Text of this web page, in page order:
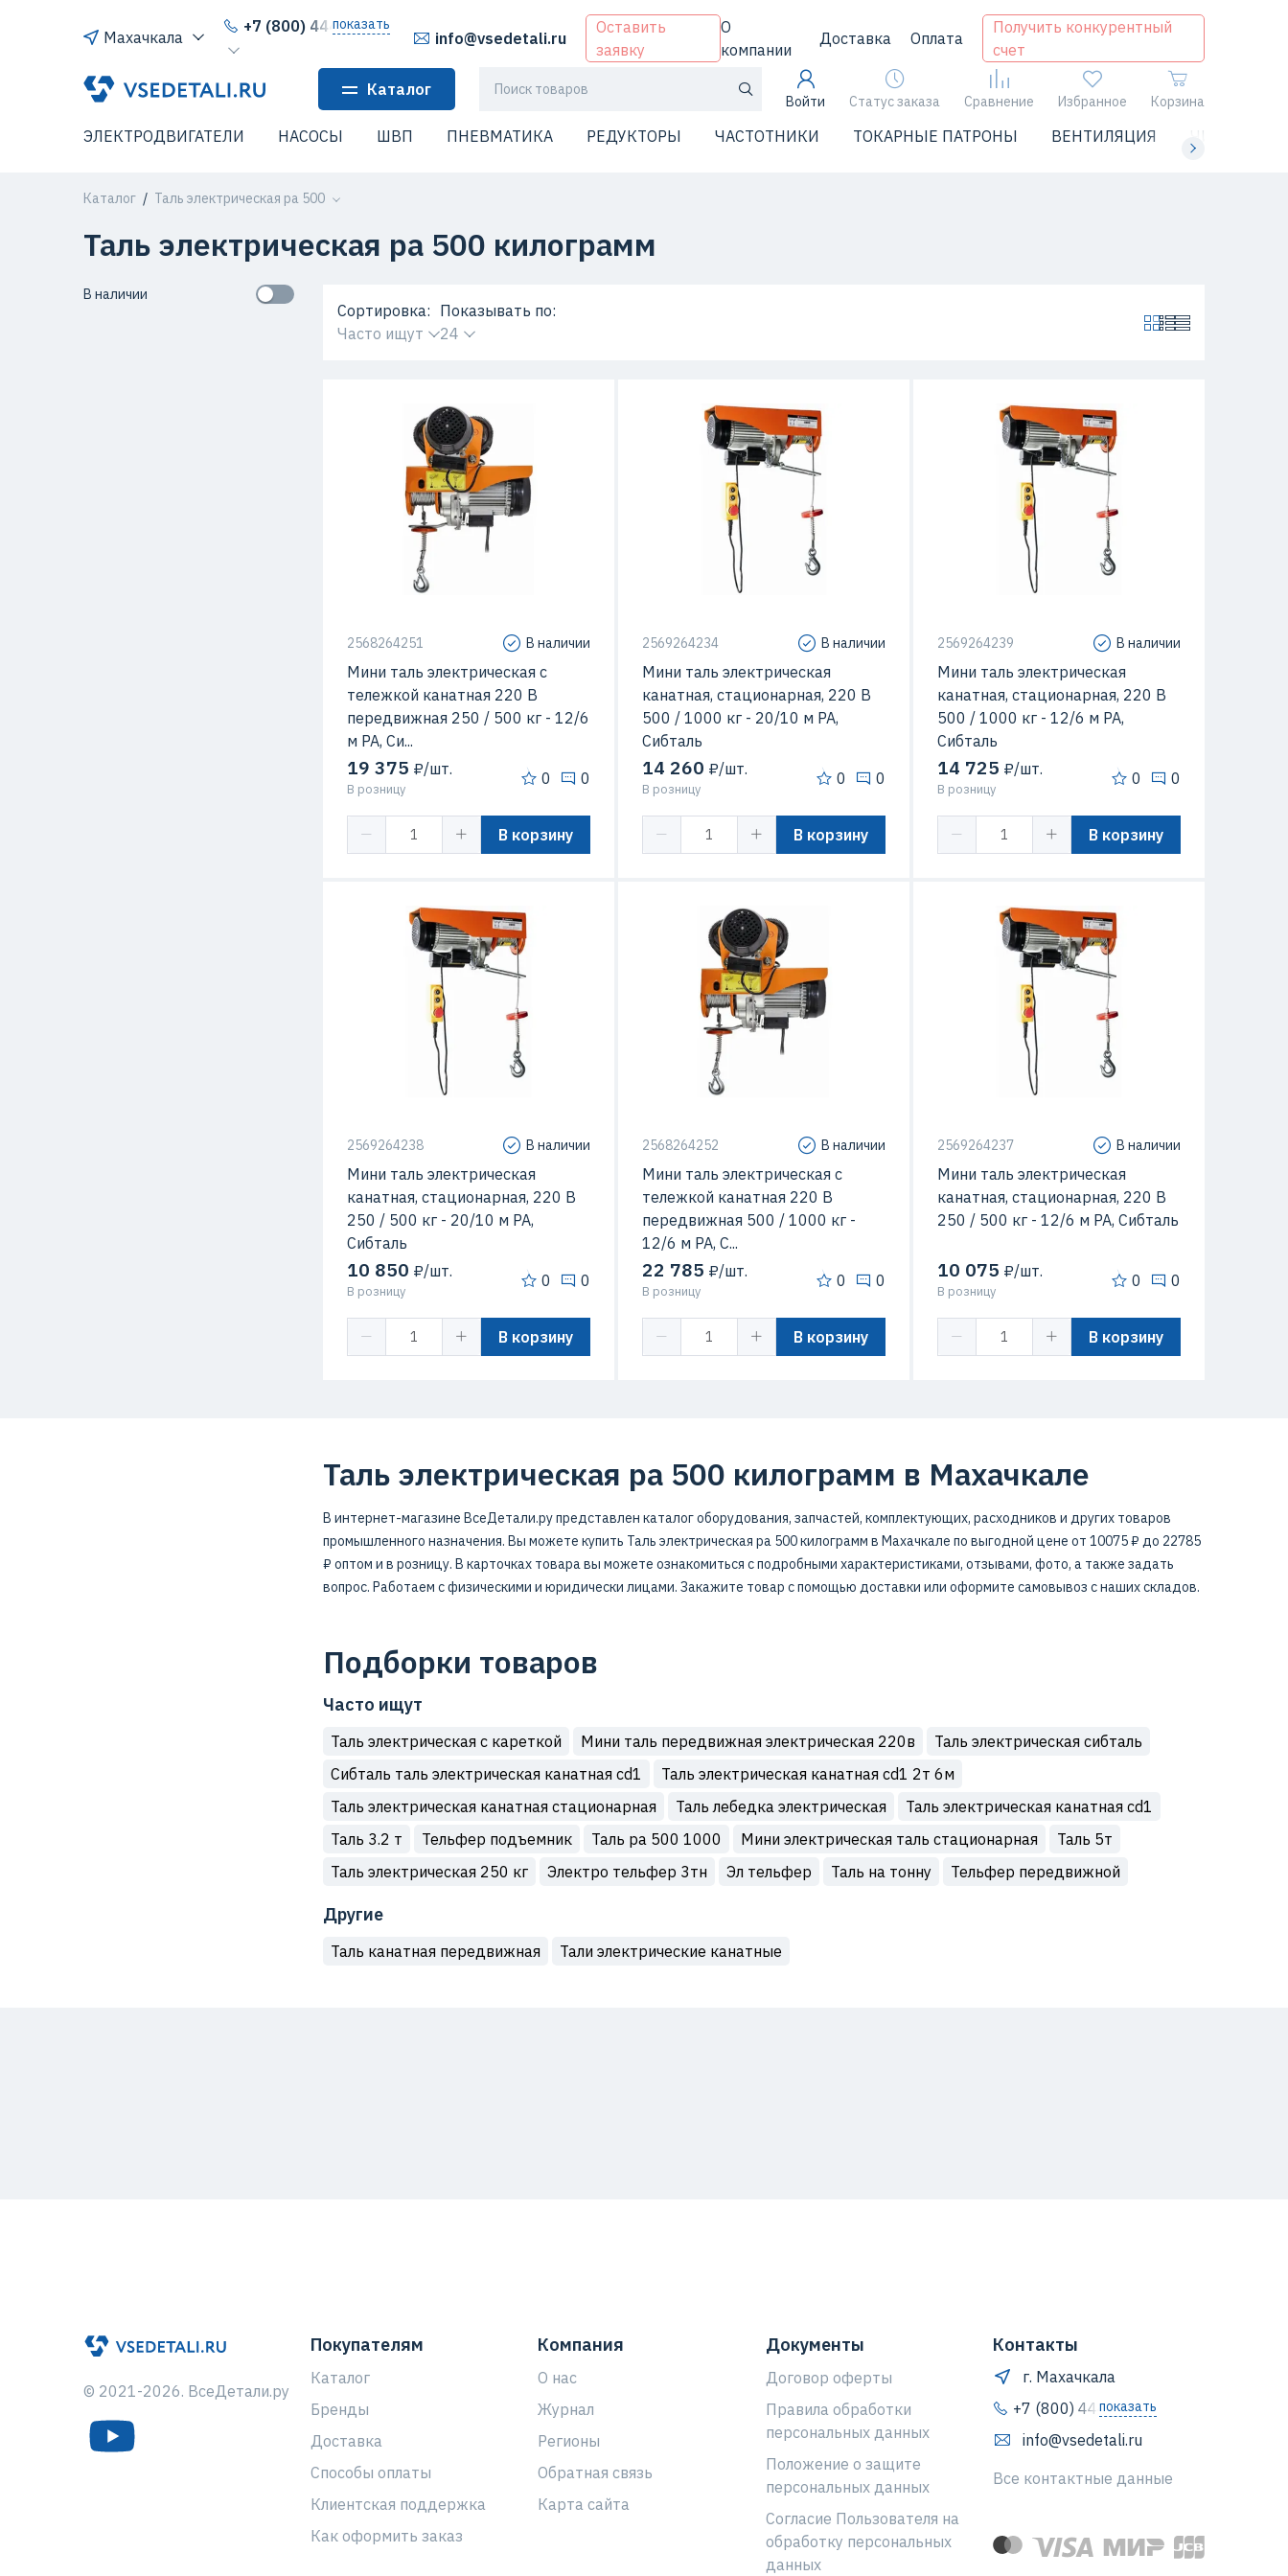
Махачкала
+7 (800) 444-64-80
показать
info@vsedetali.ru
Оставить
заявку
О
компании
Доставка Оплата
Получить конкурентный
счет
Каталог
Войти Статус заказа Сравнение Избранное Корзина
ЭЛЕКТРОДВИГАТЕЛИ НАСОСЫ ШВП ПНЕВМАТИКА РЕДУКТОРЫ ЧАСТОТНИКИ ТОКАРНЫЕ ПАТРОНЫ ВЕНТИЛЯЦИЯ ЧИЛЛЕРЫ
Каталог Таль электрическая ра 500
Таль электрическая ра 500 килограмм
В наличии
Сортировка:
Часто ищут
Показывать по:
24
2568264251 В наличии
Мини таль электрическая с
тележкой канатная 220 В
передвижная 250 / 500 кг - 12/6
м РА, Си...
19 375 ₽/шт.
В розницу
0 0
В корзину
2569264234 В наличии
Мини таль электрическая
канатная, стационарная, 220 В
500 / 1000 кг - 20/10 м РА,
Сибталь
14 260 ₽/шт.
В розницу
0 0
В корзину
2569264239 В наличии
Мини таль электрическая
канатная, стационарная, 220 В
500 / 1000 кг - 12/6 м PA,
Сибталь
14 725 ₽/шт.
В розницу
0 0
В корзину
2569264238 В наличии
Мини таль электрическая
канатная, стационарная, 220 В
250 / 500 кг - 20/10 м PA,
Сибталь
10 850 ₽/шт.
В розницу
0 0
В корзину
2568264252 В наличии
Мини таль электрическая с
тележкой канатная 220 В
передвижная 500 / 1000 кг -
12/6 м РА, С...
22 785 ₽/шт.
В розницу
0 0
В корзину
2569264237 В наличии
Мини таль электрическая
канатная, стационарная, 220 В
250 / 500 кг - 12/6 м PA, Сибталь
10 075 ₽/шт.
В розницу
0 0
В корзину
Таль электрическая ра 500 килограмм в Махачкале
В интернет-магазине ВсеДетали.ру представлен каталог оборудования, запчастей, комплектующих, расходников и других товаров
промышленного назначения. Вы можете купить Таль электрическая ра 500 килограмм в Махачкале по выгодной цене от 10075 ₽ до 22785
₽ оптом и в розницу. В карточках товара вы можете ознакомиться с подробными характеристиками, отзывами, фото, а также задать
вопрос. Работаем с физическими и юридически лицами. Закажите товар с помощью доставки или оформите самовывоз с наших складов.
Подборки товаров
Часто ищут
Таль электрическая с кареткой Мини таль передвижная электрическая 220в
Таль электрическая сибталь
Сибталь таль электрическая канатная cd1
Таль электрическая канатная cd1 2т 6м
Таль электрическая канатная стационарная
Таль лебедка электрическая
Таль электрическая канатная cd1
Таль 3.2 т
Тельфер подъемник Таль ра 500 1000 Мини электрическая таль стационарная
Таль 5т
Таль электрическая 250 кг
Электро тельфер 3тн Эл тельфер Таль на тонну Тельфер передвижной
Другие
Таль канатная передвижная Тали электрические канатные
© 2021-2026. ВсеДетали.ру
Покупателям
Каталог
Бренды
Доставка
Способы оплаты
Клиентская поддержка
Как оформить заказ
Компания
О нас
Журнал
Регионы
Обратная связь
Карта сайта
Документы
Договор оферты
Правила обработки
персональных данных
Положение о защите
персональных данных
Согласие Пользователя на
обработку персональных
данных
Контакты
г. Махачкала
+7 (800) 444-64-80
показать
info@vsedetali.ru
Все контактные данные